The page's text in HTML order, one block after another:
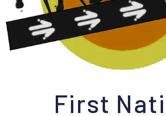
First